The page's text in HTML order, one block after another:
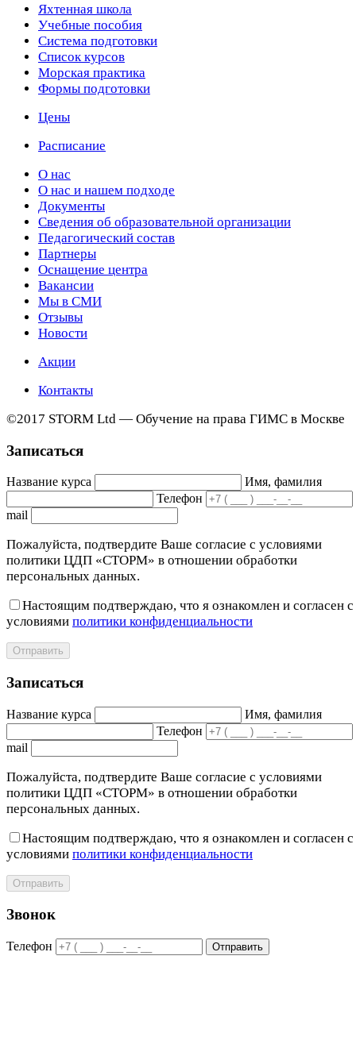
Яхтенная школа
Учебные пособия
Cистема подготовки
Список курсов
Морская практика
Формы подготовки
Цены
Расписание
О нас
О нас и нашем подходе
Документы
Сведения об образовательной организации
Педагогический состав
Партнеры
Оснащение центра
Вакансии
Мы в СМИ
Отзывы
Новости
Акции
Контакты
©2017 STORM Ltd — Обучение на права ГИМС в Москве
Записаться
Название курса
Имя, фамилия
Телефон
mail
Пожалуйста, подтвердите Ваше согласие с условиями
политики ЦДП «СТОРМ» в отношении обработки
персональных данных.
Настоящим подтверждаю, что я ознакомлен и согласен с
условиями политики конфиденциальности
Отправить
Записаться
Название курса
Имя, фамилия
Телефон
mail
Пожалуйста, подтвердите Ваше согласие с условиями
политики ЦДП «СТОРМ» в отношении обработки
персональных данных.
Настоящим подтверждаю, что я ознакомлен и согласен с
условиями политики конфиденциальности
Отправить
Звонок
Телефон Отправить